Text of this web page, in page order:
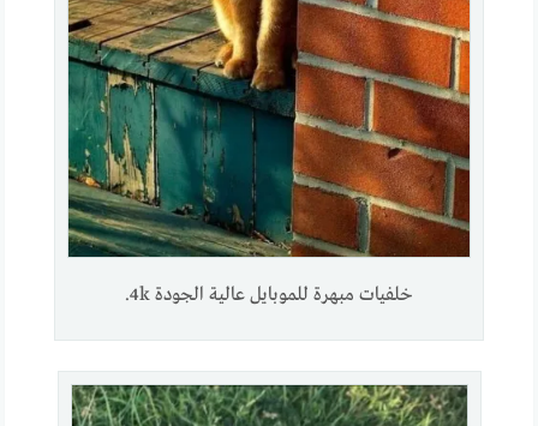
خلفيات مبهرة للموبايل عالية الجودة 4k.